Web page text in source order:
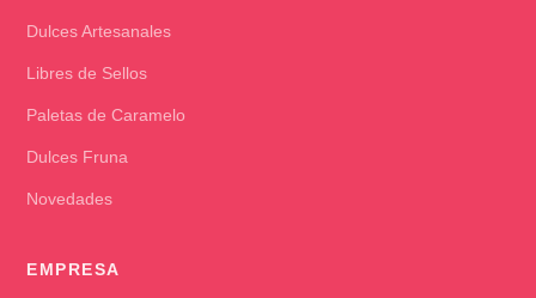
Dulces Artesanales
Libres de Sellos
Paletas de Caramelo
Dulces Fruna
Novedades
EMPRESA